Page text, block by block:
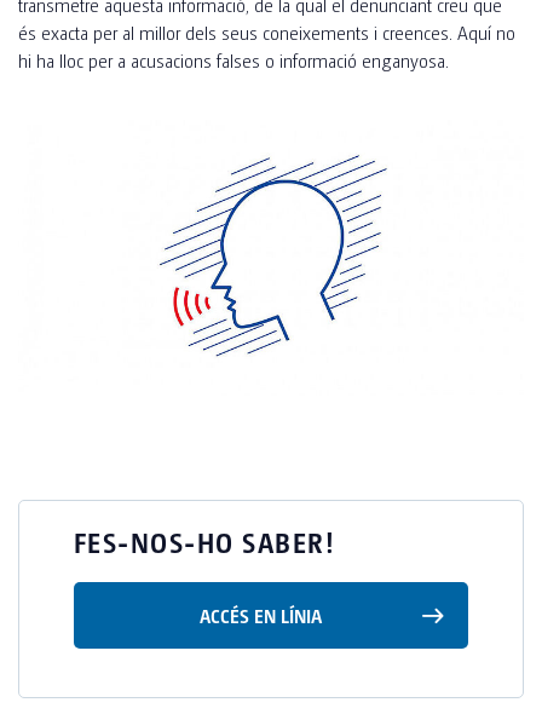
és exacta per al millor dels seus coneixements i creences. Aquí no
hi ha lloc per a acusacions falses o informació enganyosa.
FES-NOS-HO SABER!
ACCÉS EN LÍNIA